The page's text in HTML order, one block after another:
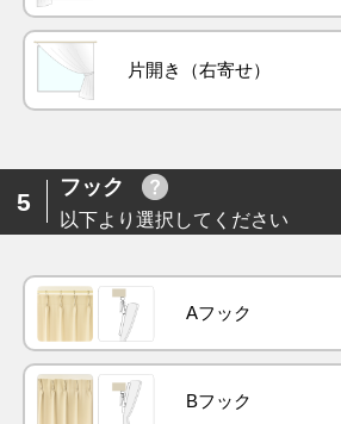
片開き（右寄せ）
5
フック
以下より選択してください
Aフック
Bフック